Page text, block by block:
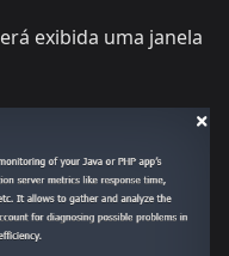
exibida uma janela